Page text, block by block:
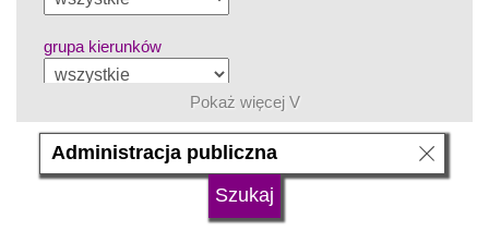
grupa kierunków
język
Pokaż więcej V